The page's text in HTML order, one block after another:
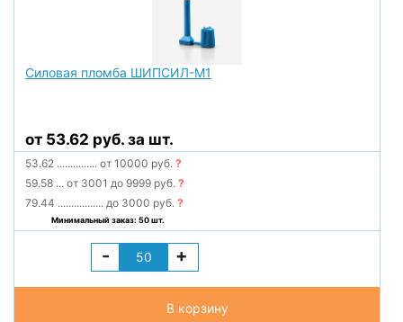
Силовая пломба ШИПСИЛ-М1
от 53.62 руб. за шт.
53.62 ............... от 10000 руб.?
59.58 ... от 3001 до 9999 руб.?
79.44 ................. до 3000 руб.?
Минимальный заказ: 50 шт.
- +
В корзину